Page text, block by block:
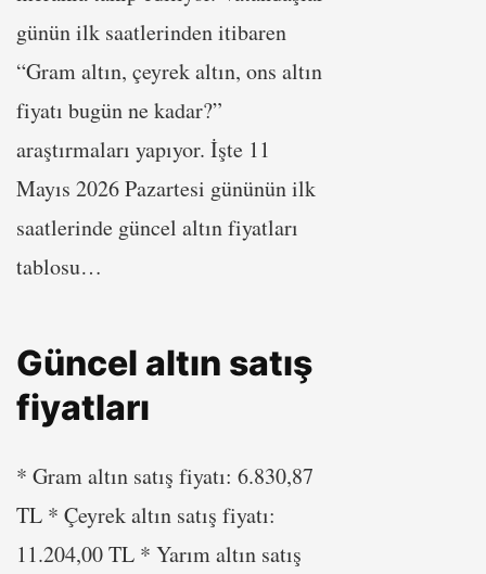
günün ilk saatlerinden itibaren
“Gram altın, çeyrek altın, ons altın
fiyatı bugün ne kadar?”
araştırmaları yapıyor. İşte 11
Mayıs 2026 Pazartesi gününün ilk
saatlerinde güncel altın fiyatları
tablosu…
Güncel altın satış
fiyatları
* Gram altın satış fiyatı: 6.830,87
TL * Çeyrek altın satış fiyatı:
11.204,00 TL * Yarım altın satış